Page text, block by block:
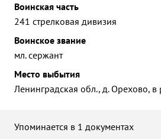
Воинская часть
241 стрелковая дивизия
Воинское звание
мл. сержант
Место выбытия
Ленинградская обл., д. Орехово, в
Упоминается в 1 документах